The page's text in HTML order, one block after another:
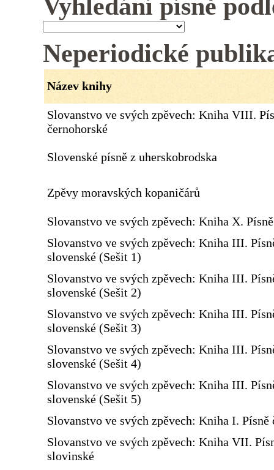
Vyhledání písně
Neperiodické
Název knihy
Slovanstvo ve svých zpěvech: Kniha VIII.
černohorské
Slovenské písně z uherskobrodska
Zpěvy moravských kopaničárů
Slovanstvo ve svých zpěvech: Kniha X.
Slovanstvo ve svých zpěvech: Kniha III.
slovenské (Sešit 1)
Slovanstvo ve svých zpěvech: Kniha III.
slovenské (Sešit 2)
Slovanstvo ve svých zpěvech: Kniha III.
slovenské (Sešit 3)
Slovanstvo ve svých zpěvech: Kniha III.
slovenské (Sešit 4)
Slovanstvo ve svých zpěvech: Kniha III.
slovenské (Sešit 5)
Slovanstvo ve svých zpěvech: Kniha I. Písně
Slovanstvo ve svých zpěvech: Kniha VII.
slovinské